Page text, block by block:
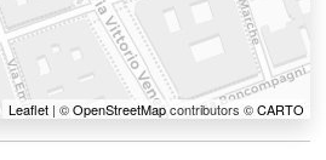
Leaflet| ©OpenStreetMapcontributors ©CARTO